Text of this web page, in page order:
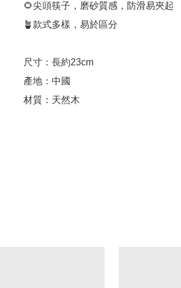
🌻尖頭筷子，磨砂質感，防滑易夾起
🪴款式多樣，易於區分
尺寸：長約23cm
產地：中國
材質：天然木